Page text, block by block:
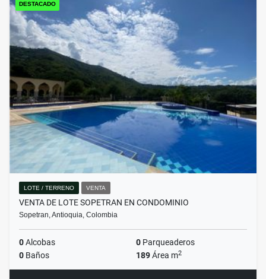
DESTACADO
LOTE / TERRENO VENTA
VENTA DE LOTE SOPETRAN EN CONDOMINIO
Sopetran, Antioquia, Colombia
0Alcobas 0 Parqueaderos
0 Baños 189Área m2